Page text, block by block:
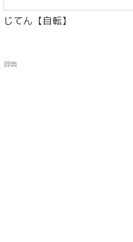
じてん【自転】
辞典